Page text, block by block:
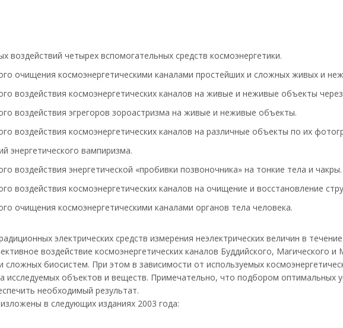
воздействий четырех вспомогательных средств космоэнергетики.
очищения космоэнергетическими каналами простейших и сложных живых и
воздействия космоэнергетических каналов на живые и неживые объекты
воздействия эгрегоров зороастризма на живые и неживые объекты.
воздействия космоэнергетических каналов на различные объекты по их
энергетического вампиризма.
воздействия энергетической «пробивки позвоночника» на тонкие тела и чакры.
воздействия космоэнергетических каналов на очищение и восстановление
очищения космоэнергетическими каналами органов тела человека.
электрических средств измерения неэлектрических величин в
воздействие космоэнергетических каналов Буддийского, Магического
биосистем. При этом в зависимости от используемых
исследуемых объектов и веществ. Примечательно, что подбором оптимальных
необходимый результат.
в следующих изданиях 2003 года: